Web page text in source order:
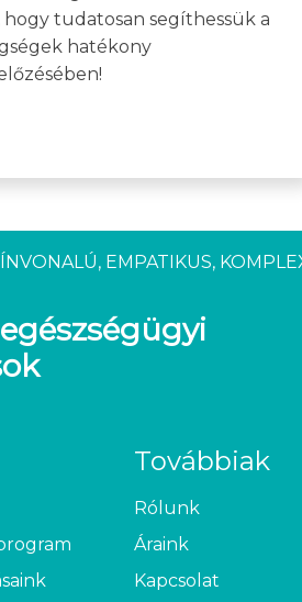
hogy tudatosan segíthessük a
hatékony
EMPATIKUS,
Továbbiak
Rólunk
Áraink
Kapcsolat